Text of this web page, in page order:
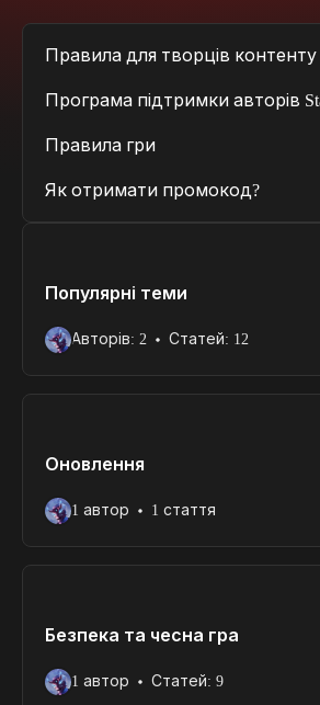
Правила для творців контенту
Програма підтримки авторів
Правила гри
Як отримати промокод?
Популярні теми
Авторів: 2 Статей: 12
Оновлення
1 автор 1 стаття
Безпека та чесна гра
1 автор Статей: 9